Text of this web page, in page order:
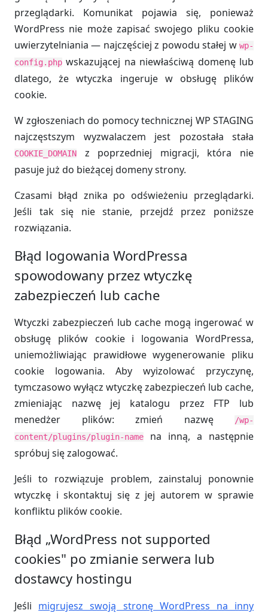
przeglądarki. Komunikat pojawia się, ponieważ
WordPress nie może zapisać swojego pliku cookie
uwierzytelniania — najczęściej z powodu stałej w wp-
config.php wskazującej na niewłaściwą domenę lub
dlatego, że wtyczka ingeruje w obsługę plików
cookie.
W zgłoszeniach do pomocy technicznej WP STAGING
najczęstszym wyzwalaczem jest pozostała stała
COOKIE_DOMAIN
z poprzedniej migracji, która nie
pasuje już do bieżącej domeny strony.
Czasami błąd znika po odświeżeniu przeglądarki.
Jeśli tak się nie stanie, przejdź przez poniższe
rozwiązania.
Błąd logowania WordPressa
spowodowany przez wtyczkę
zabezpieczeń lub cache
Wtyczki zabezpieczeń lub cache mogą ingerować w
obsługę plików cookie i logowania WordPressa,
uniemożliwiając prawidłowe wygenerowanie pliku
cookie logowania. Aby wyizolować przyczynę,
tymczasowo wyłącz wtyczkę zabezpieczeń lub cache,
zmieniając nazwę jej katalogu przez FTP lub
menedżer plików: zmień nazwę
/wp-
content/plugins/plugin-name
na inną, a następnie
spróbuj się zalogować.
Jeśli to rozwiązuje problem, zainstaluj ponownie
wtyczkę i skontaktuj się z jej autorem w sprawie
konfliktu plików cookie.
Błąd „WordPress not supported
cookies" po zmianie serwera lub
dostawcy hostingu
Jeśli migrujesz swoją stronę WordPress na inny